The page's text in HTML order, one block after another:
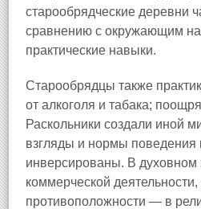
старообрядческие деревни
сравнению с окружающим
практические навыки.
Старообрядцы также
от алкоголя и табака;
Раскольники создали иной
взгляды и нормы поведения
инверсированы. В духовном
коммерческой
противоположности — в